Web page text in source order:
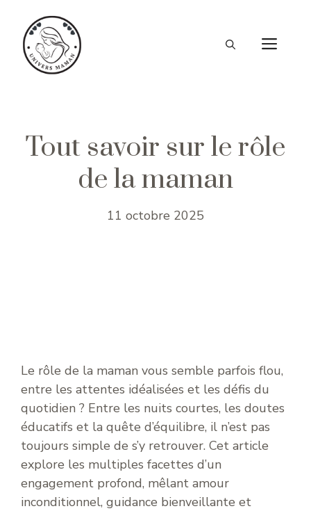
contenu
Tout savoir sur le rôle
de la maman
11 octobre 2025
Le rôle de la maman vous semble parfois flou,
entre les attentes idéalisées et les défis du
quotidien ? Entre les nuits courtes, les doutes
éducatifs et la quête d’équilibre, il n’est pas
toujours simple de s’y retrouver. Cet article
explore les multiples facettes d’un
engagement profond, mêlant amour
inconditionnel, guidance bienveillante et